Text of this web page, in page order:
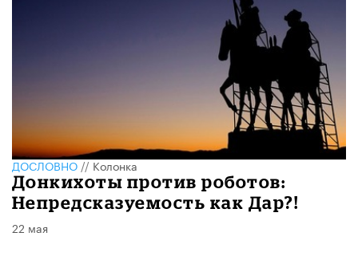
ДОСЛОВНО//Колонка
Донкихоты против роботов:
Непредсказуемость как Дар?!
22 мая